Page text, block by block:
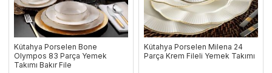
Kütahya Porselen Bone
Olympos 83 Parça Yemek
Takımı Bakır File
Kütahya Porselen Milena 24
Parça Krem Fileli Yemek Takımı